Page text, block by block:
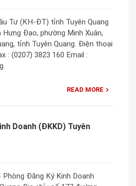
Tư (KH-ĐT) tỉnh Tuyên Quang
Đạo, phường Minh Xuân,
tỉnh Tuyên Quang. Điện thoại
: (0207) 3823 160 Email :
READ MORE
Doanh (ĐKKD) Tuyên
Phòng Đăng Ký Kinh Doanh